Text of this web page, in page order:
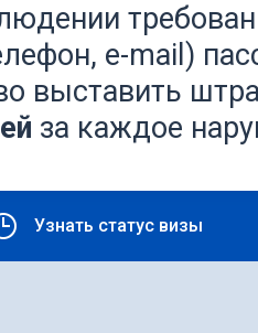
e-mail)
выставить
за каждое
Узнать статус визы